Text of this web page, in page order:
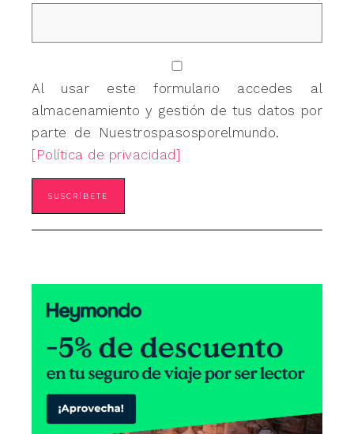
Al usar este formulario accedes al
almacenamiento y gestión de tus datos por
parte de Nuestrospasosporelmundo.
[Política de privacidad]